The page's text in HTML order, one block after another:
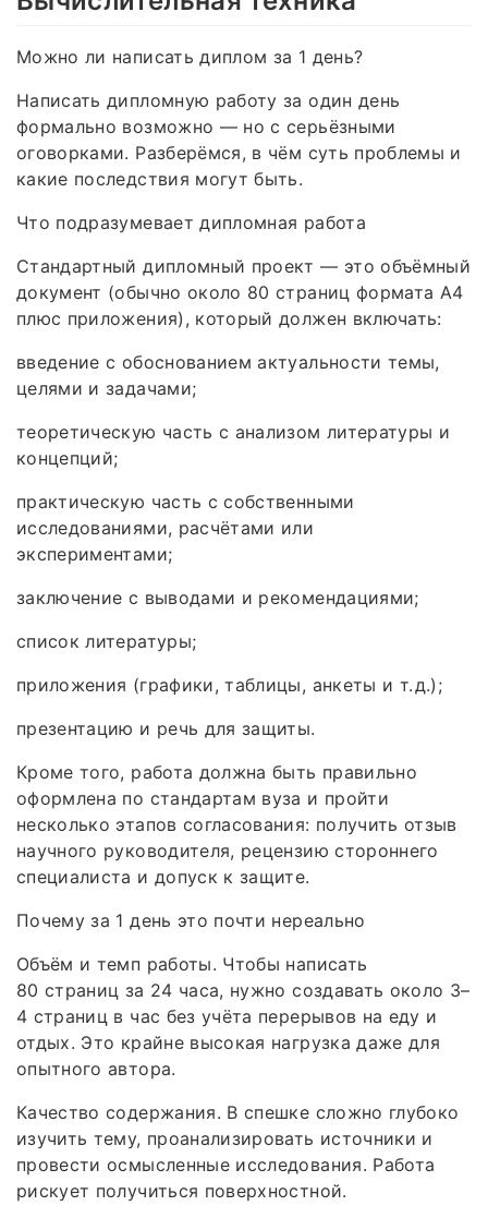
Можно ли написать диплом за 1 день?
Написать дипломную работу за один день
формально возможно — но с серьёзными
оговорками. Разберёмся, в чём суть проблемы и
какие последствия могут быть.
Что подразумевает дипломная работа
Стандартный дипломный проект — это объёмный
документ (обычно около 80 страниц формата А4
плюс приложения), который должен включать:
введение с обоснованием актуальности темы,
целями и задачами;
теоретическую часть с анализом литературы и
концепций;
практическую часть с собственными
исследованиями, расчётами или
экспериментами;
заключение с выводами и рекомендациями;
список литературы;
приложения (графики, таблицы, анкеты и т. д.);
презентацию и речь для защиты.
Кроме того, работа должна быть правильно
оформлена по стандартам вуза и пройти
несколько этапов согласования: получить отзыв
научного руководителя, рецензию стороннего
специалиста и допуск к защите.
Почему за 1 день это почти нереально
Объём и темп работы. Чтобы написать
80 страниц за 24 часа, нужно создавать около 3–
4 страниц в час без учёта перерывов на еду и
отдых. Это крайне высокая нагрузка даже для
опытного автора.
Качество содержания. В спешке сложно глубоко
изучить тему, проанализировать источники и
провести осмысленные исследования. Работа
рискует получиться поверхностной.